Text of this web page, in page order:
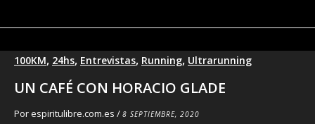
100KM, 24hs, Entrevistas, Running, Ultrarunning
UN CAFÉ CON HORACIO GLADE
Porespiritulibre.com.es / 8 SEPTIEMBRE, 2020